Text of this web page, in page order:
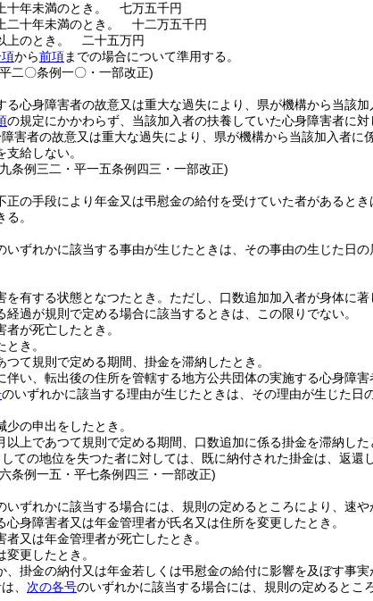
年未満のとき。
七万五千円
十年未満のとき。
十二万五千円
のとき。
二十五万円
から前項までの場合について準用する。
二〇条例一〇・一部改正)
る心身障害者の故意又は重大な過失により、県が機構から当該
の規定にかかわらず、当該加入者の扶養していた心身障害者に
害者の故意又は重大な過失により、県が機構から当該加入者
給しない。
条例三二・平一五条例四三・一部改正)
正の手段により年金又は弔慰金の給付を受けていた者があると
。
いずれかに該当する事由が生じたときは、その事由の生じた日
有する状態となつたとき。 ただし、口数追加加入者が身体に
経過が規則で定める場合に該当するときは、この限りでない。
が死亡したとき。
き。
て規則で定める期間、掛金を滞納したとき。
伴い、転出後の住所を管轄する地方公共団体の実施する心身障害
のいずれかに該当する理由が生じたときは、その理由が生じた
の申出をしたとき。
以上であつて規則で定める期間、口数追加に係る掛金を滞納した
ての地位を失つた者に対しては、既に納付された掛金は、返還し
条例一五・平七条例四三・一部改正)
いずれかに該当する場合には、規則の定めるところにより、速
身障害者又は年金管理者が氏名又は住所を変更したとき。
又は年金管理者が死亡したとき。
更したとき。
、掛金の納付又は年金若しくは弔慰金の給付に影響を及ぼす事実
、 次の各号のいずれかに該当する場合には、規則の定めるとこ